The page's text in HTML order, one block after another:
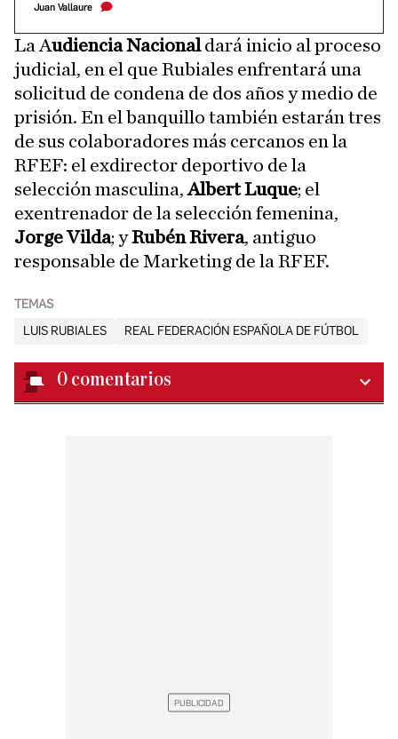
Juan Vallaure
La Audiencia Nacionaldará inicio al proceso
judicial, en el que Rubiales enfrentará una
solicitud de condena de dos años y medio de
prisión. En el banquillo también estarán tres
de sus colaboradores más cercanos en la
RFEF: el exdirector deportivo de la
selección masculina,Albert Luque; el
exentrenador de la selección femenina,
Jorge Vilda; yRubén Rivera, antiguo
responsable de Marketing de la RFEF.
TEMAS
LUIS RUBIALES
REAL FEDERACIÓN ESPAÑOLA DE FÚTBOL
0 comentarios